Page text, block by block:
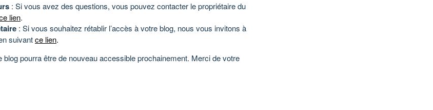
: Si vous avez des questions, vous pouvez contacter le propriétaire du
lien.
: Si vous souhaitez rétablir l’accès à votre blog, nous vous invitons à
suivantce lien.
blog pourra être de nouveau accessible prochainement. Merci de votre